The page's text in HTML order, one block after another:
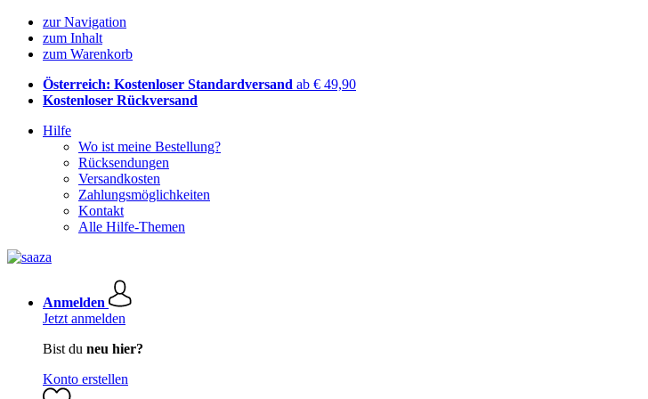
zur Navigation
zum Inhalt
zum Warenkorb
Österreich: Kostenloser Standardversand ab € 49,90
Kostenloser Rückversand
Hilfe
Wo ist meine Bestellung?
Rücksendungen
Versandkosten
Zahlungsmöglichkeiten
Kontakt
Alle Hilfe-Themen
Anmelden
Jetzt anmelden
Bist du neu hier?
Konto erstellen